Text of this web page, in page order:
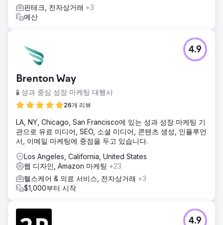
핀테크, 전자상거래 +3
예산
Brenton Way
🧪 성과 중심 성장 마케팅 대행사
26개 리뷰
4.9
LA, NY, Chicago, San Francisco에 있는 성과 성장 마케팅 기
관으로 유료 미디어, SEO, 소셜 미디어, 콘텐츠 생성, 인플루언
서, 이메일 마케팅에 중점을 두고 있습니다.
Los Angeles, California, United States
웹 디자인, Amazon 마케팅 +23
헬스케어 & 의료 서비스, 전자상거래 +3
$1,000부터 시작
4.9